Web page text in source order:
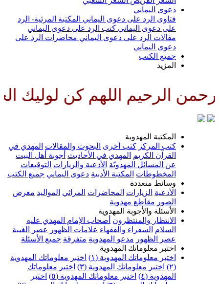
دعوى اليماني
فتاوى الرد على دعوى اليماني المكتبة المرئية- الرد
على دعوى اليماني كتب الرد على دعوى اليماني
مقالات الرد على دعوى اليماني محاضرات الرد على
دعوى اليماني
جميع الكتب
المزيد
الرحيم اللهم كن لوليك
المكتبة المهدوية
كتب المركز كتب أخرى البحوث والمقالات المهدي في
القرآن الكريم
المهدي في الأحاديث أجوبة أهل البيت
عن المسائل المهدويّة الأدعية والزيارات التوقيعات
المخطوطات المكتبة الأدبية دعوى اليماني جميع الكتب
وسائط متعددة
الأدعية الزيارات المحاضرات المراثي المواليد معرض
الصور مقاطع مهدوية
الأسئلة والأجوبة المهدوية
الانتظار والمنتظرون أصحاب الإمام المهدي عليه
السلام السفراء والفقهاء علامات الظهور
عصر الغيبة
عصر الظهور مدعو المهدوية متفرقة جميع الأسئلة
اختبر معلوماتك المهدوية
اختبر معلوماتك المهدوية (١)
اختبر معلوماتك المهدوية
(٢)
اختبر معلوماتك المهدوية (٣)
اختبر معلوماتك
المهدوية (٤)
اختبر معلوماتك المهدوية (٥)
اختبر